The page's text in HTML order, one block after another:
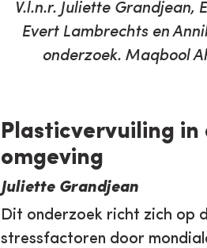
V.l.n.r. Juliette Grandjean,
Evert Lambrechts en
onderzoek. Maqbool
Plasticvervuiling in
omgeving
Juliette Grandjean
Dit onderzoek richt zich op
stressfactoren door